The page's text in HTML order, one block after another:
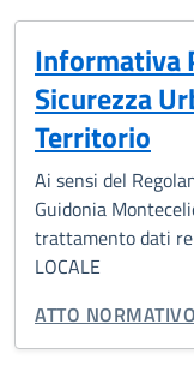
Informativa
Sicurezza
Territorio
Ai sensi del
Guidonia
trattamento dati
LOCALE
TIPO DI
ATTO NORMATIVO